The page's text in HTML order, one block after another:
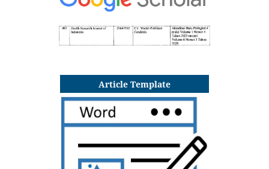
Article Template